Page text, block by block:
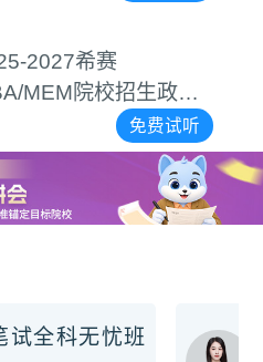
试全科无忧班